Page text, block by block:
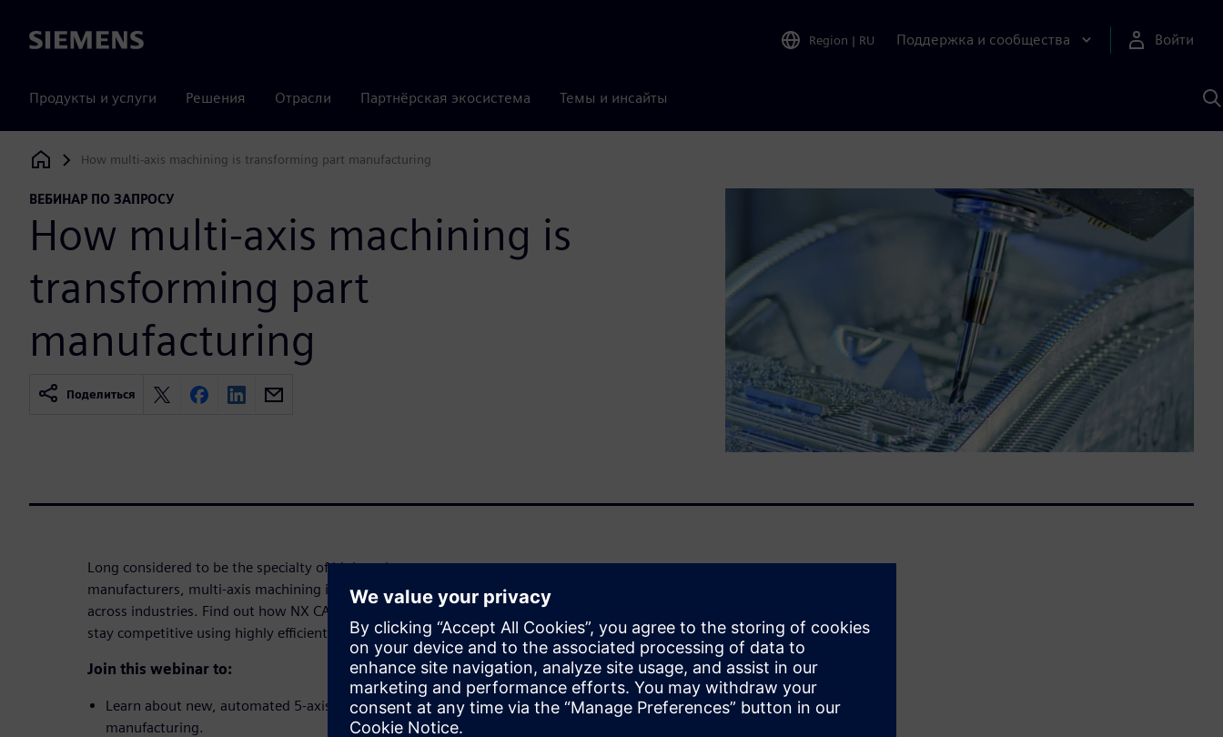
Siemens Region | RU Поддержка и сообщества Войти
Продукты и услуги Решения Отрасли Партнёрская экосистема Темы и инсайты
Siemens Digital Industries Software
How multi-axis machining is transforming part manufacturing
ВЕБИНАР ПО ЗАПРОСУ
How multi-axis machining is
transforming part
manufacturing
Поделиться
Long considered to be the specialty of high-end aerospace components
manufacturers, multi-axis machining is now transforming part production
across industries. Find out how NX CAM software can help your machine shop
stay competitive using highly efficient multi-axis machining.
Join this webinar to:
Learn about new, automated 5-axis machining strategies for accelerated
manufacturing.